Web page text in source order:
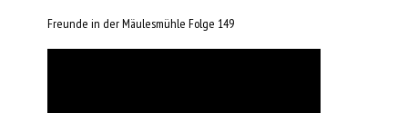
Freunde in der Mäulesmühle Folge 149